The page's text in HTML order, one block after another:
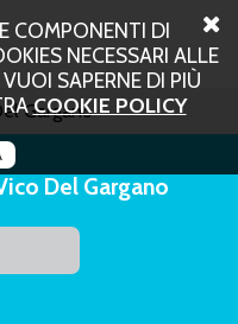
COMPONENTI DI
NECESSARI ALLE
SAPERNE DI PIÙ
COOKIE POLICY
Gargano
Del Gargano